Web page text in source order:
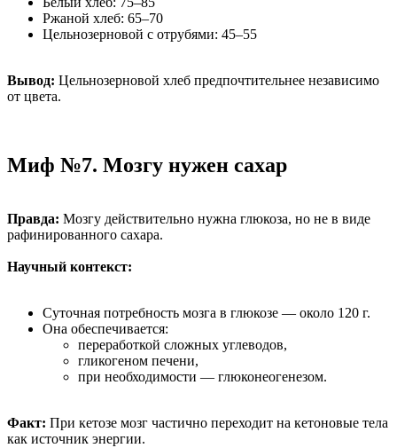
Ржаной хлеб: 65–70
Цельнозерновой с отрубями: 45–55
Вывод: Цельнозерновой хлеб предпочтительнее независимо
от цвета.
Миф №7. Мозгу нужен сахар
Правда: Мозгу действительно нужна глюкоза, но не в виде
рафинированного сахара.
Научный контекст:
Суточная потребность мозга в глюкозе — около 120 г.
Она обеспечивается:
переработкой сложных углеводов,
гликогеном печени,
при необходимости — глюконеогенезом.
Факт: При кетозе мозг частично переходит на кетоновые тела
как источник энергии.